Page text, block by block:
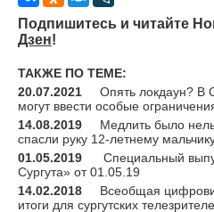
Подпишитесь и читайте
Дзен!
ТАКЖЕ ПО ТЕМЕ:
20.07.2021
Опять локдаун? В
могут ввести особые
14.08.2019
Медлить было
спасли руку 12-летнему
01.05.2019
Специальный
Сургута» от 01.05.19
14.02.2018
Всеобщая
итоги для сургутских